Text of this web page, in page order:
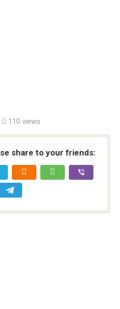
110 views
share to your friends: